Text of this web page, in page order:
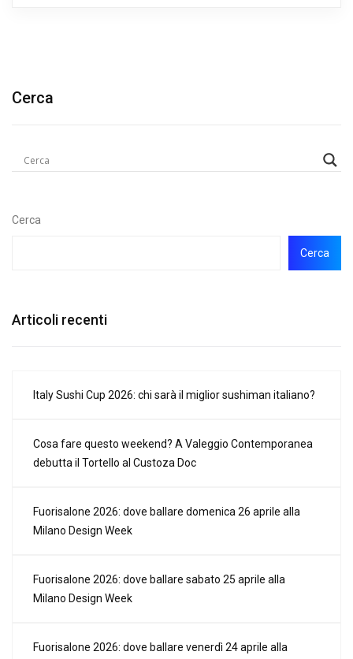
Cerca
Cerca
Cerca
Articoli recenti
Italy Sushi Cup 2026: chi sarà il miglior sushiman italiano?
Cosa fare questo weekend? A Valeggio Contemporanea
debutta il Tortello al Custoza Doc
Fuorisalone 2026: dove ballare domenica 26 aprile alla
Milano Design Week
Fuorisalone 2026: dove ballare sabato 25 aprile alla
Milano Design Week
Fuorisalone 2026: dove ballare venerdì 24 aprile alla